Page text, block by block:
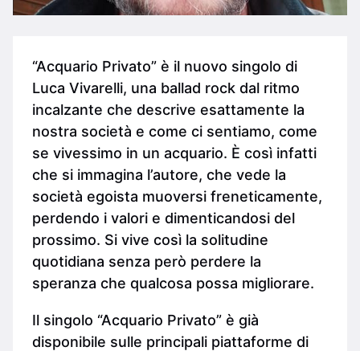
“Acquario Privato” è il nuovo singolo di
Luca Vivarelli, una ballad rock dal ritmo
incalzante che descrive esattamente la
nostra società e come ci sentiamo, come
se vivessimo in un acquario. È così infatti
che si immagina l’autore, che vede la
società egoista muoversi freneticamente,
perdendo i valori e dimenticandosi del
prossimo. Si vive così la solitudine
quotidiana senza però perdere la
speranza che qualcosa possa migliorare.
Il singolo “Acquario Privato” è già
disponibile sulle principali piattaforme di